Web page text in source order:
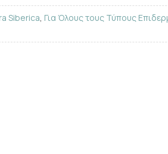
Siberica, Για Όλους τους Τύπους